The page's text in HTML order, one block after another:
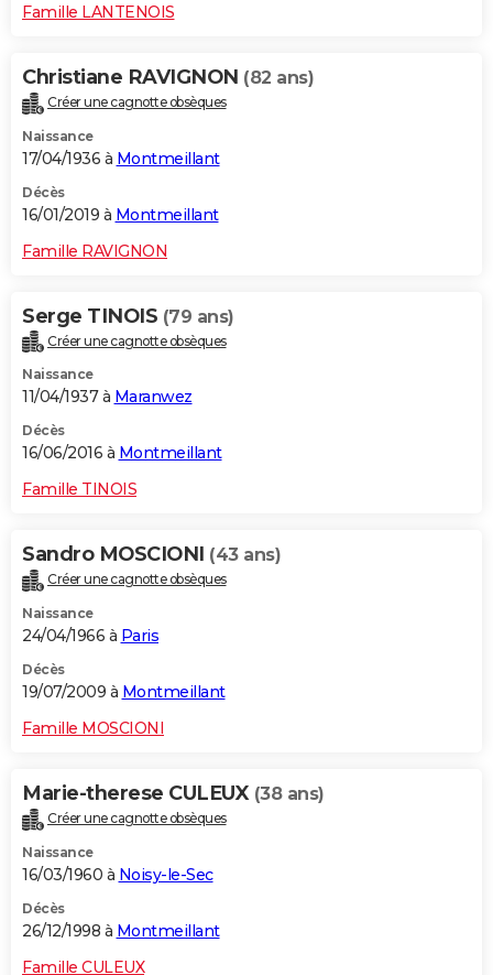
Famille LANTENOIS
Christiane RAVIGNON (82 ans)
Créer une cagnotte obsèques
Naissance
17/04/1936 à Montmeillant
Décès
16/01/2019 à Montmeillant
Famille RAVIGNON
Serge TINOIS (79 ans)
Créer une cagnotte obsèques
Naissance
11/04/1937 à Maranwez
Décès
16/06/2016 à Montmeillant
Famille TINOIS
Sandro MOSCIONI (43 ans)
Créer une cagnotte obsèques
Naissance
24/04/1966 à Paris
Décès
19/07/2009 à Montmeillant
Famille MOSCIONI
Marie-therese CULEUX (38 ans)
Créer une cagnotte obsèques
Naissance
16/03/1960 à Noisy-le-Sec
Décès
26/12/1998 à Montmeillant
Famille CULEUX